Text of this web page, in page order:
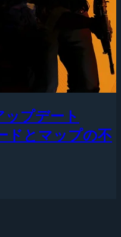
ップデート
ドとマップの不